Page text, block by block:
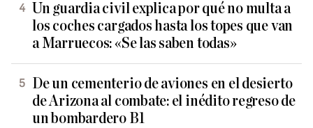
Un guardia civil explica por qué no multa a
los coches cargados hasta los topes que van
a Marruecos: «Se las saben todas»
De un cementerio de aviones en el desierto
de Arizona al combate: el inédito regreso de
un bombardero B1